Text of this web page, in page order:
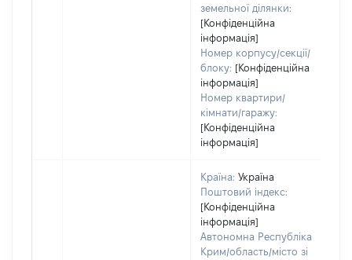
земельної ділянки:
[Конфіденційна
інформація]
Номер корпусу/секції/
блоку: [Конфіденційна
інформація]
Номер квартири/
кімнати/гаражу:
[Конфіденційна
інформація]
Країна: Україна
Поштовий індекс:
[Конфіденційна
інформація]
Автономна Республіка
Крим/область/місто зі